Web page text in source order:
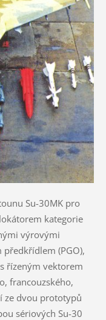
Su-30MK pro
kategorie
výrovými
(PGO),
řízeným vektorem
francouzského,
ze dvou prototypů
sériových Su-30